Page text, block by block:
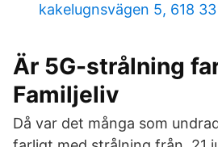
kakelugnsvägen 5, 618
Är 5G-strålning
Familjeliv
Då var det många som